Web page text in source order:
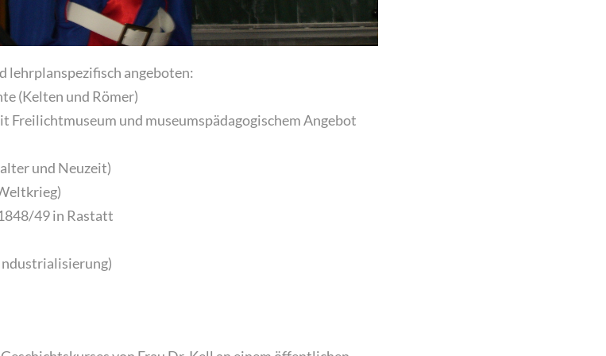
lehrplanspezifisch angeboten:
(Kelten und Römer)
Freilichtmuseum und museumspädagogischem Angebot
und Neuzeit)
49 in Rastatt